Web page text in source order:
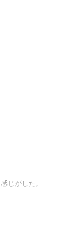
良い式でし
、息子には
は半分くら
ので。実際
状です。 ま
に対応して
ことに、そ
ん。 です
げだ物でも
います。 故
細がしっか
じました。
故人の名前
かるような
しておりま
のみをする
様を偲び、ご
と思いま
じがした。
思う。